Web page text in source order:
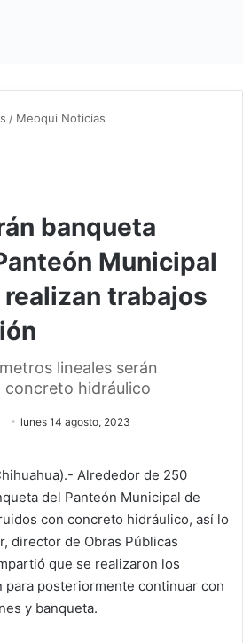
/ Meoqui Noticias
banqueta
Municipal
trabajos
lineales serán
hidráulico
lunes 14 agosto, 2023
Alrededor de 250
del Panteón Municipal de
con concreto hidráulico, así lo
director de Obras Públicas
que se realizaron los
para posteriormente continuar con
y banqueta.